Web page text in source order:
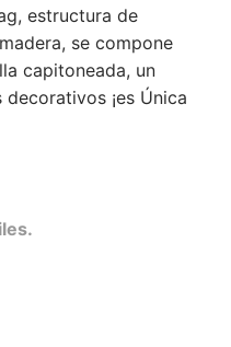
estructura de
se compone
capitoneada, un
¡es Única